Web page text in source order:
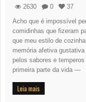
2630 0
37
Acho que é impossível
comidinhas que fizeram
que meu estilo de
memória afetiva
pelos sabores e
primeira parte da vida —
Leia mais